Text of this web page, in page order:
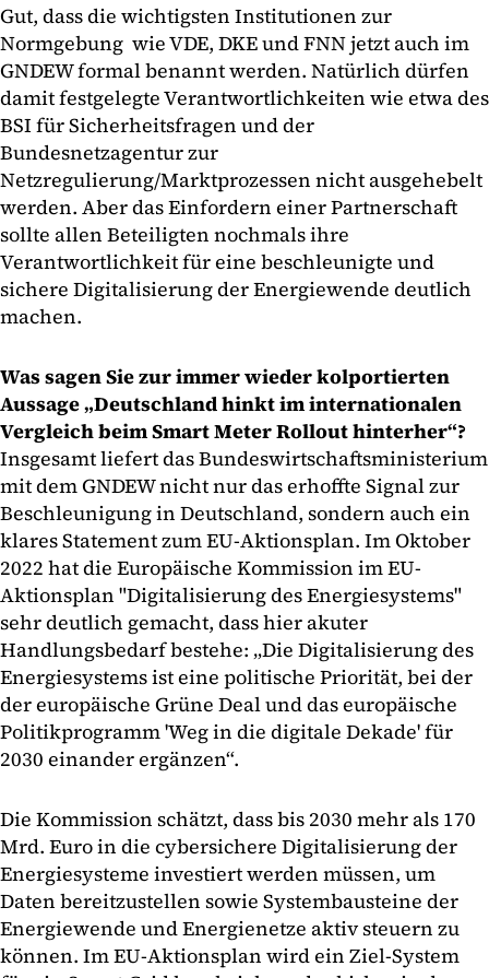
Gut, dass die wichtigsten Institutionen zur
Normgebung wie VDE, DKE und FNN jetzt auch im
GNDEW formal benannt werden. Natürlich dürfen
damit festgelegte Verantwortlichkeiten wie etwa des
BSI für Sicherheitsfragen und der
Bundesnetzagentur zur
Netzregulierung/Marktprozessen nicht ausgehebelt
werden. Aber das Einfordern einer Partnerschaft
sollte allen Beteiligten nochmals ihre
Verantwortlichkeit für eine beschleunigte und
sichere Digitalisierung der Energiewende deutlich
machen.
Was sagen Sie zur immer wieder kolportierten
Aussage „Deutschland hinkt im internationalen
Vergleich beim Smart Meter Rollout hinterher“?
Insgesamt liefert das Bundeswirtschaftsministerium
mit dem GNDEW nicht nur das erhoffte Signal zur
Beschleunigung in Deutschland, sondern auch ein
klares Statement zum EU-Aktionsplan. Im Oktober
2022 hat die Europäische Kommission im EU-
Aktionsplan "Digitalisierung des Energiesystems"
sehr deutlich gemacht, dass hier akuter
Handlungsbedarf bestehe: „Die Digitalisierung des
Energiesystems ist eine politische Priorität, bei der
der europäische Grüne Deal und das europäische
Politikprogramm 'Weg in die digitale Dekade' für
2030 einander ergänzen“.
Die Kommission schätzt, dass bis 2030 mehr als 170
Mrd. Euro in die cybersichere Digitalisierung der
Energiesysteme investiert werden müssen, um
Daten bereitzustellen sowie Systembausteine der
Energiewende und Energienetze aktiv steuern zu
können. Im EU-Aktionsplan wird ein Ziel-System